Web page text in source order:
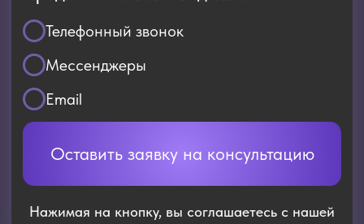
Нажимая на кнопку, вы соглашаетесь с нашей